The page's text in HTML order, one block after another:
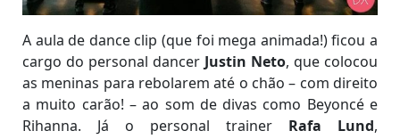
A aula de dance clip (que foi mega animada!) ficou a
cargo do personal dancer Justin Neto, que colocou
as meninas para rebolarem até o chão – com direito
a muito carão! – ao som de divas como Beyoncé e
Rihanna. Já o personal trainer Rafa Lund,